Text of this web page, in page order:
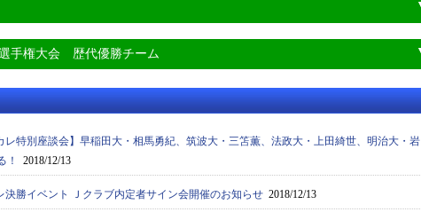
手権大会 歴代優勝チーム
レ特別座談会】早稲田大・相馬勇紀、筑波大・三笘薫、法政大・上田綺世、明治大・岩
！
2018/12/13
決勝イベント Ｊクラブ内定者サイン会開催のお知らせ 2018/12/13